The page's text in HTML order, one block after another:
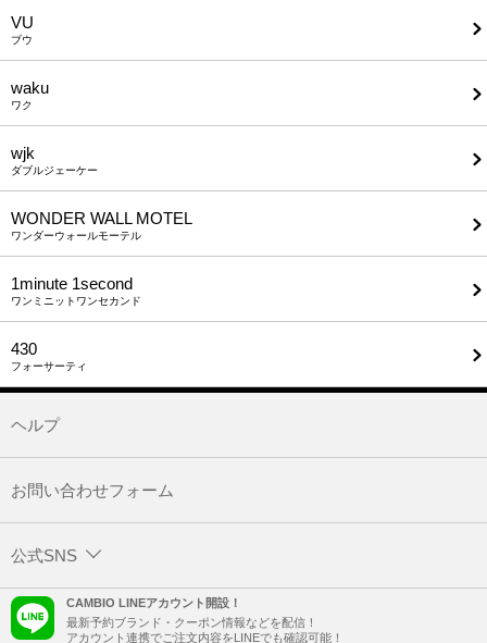
VU
ブウ
waku
ワク
wjk
ダブルジェーケー
WONDER WALL MOTEL
ワンダーウォールモーテル
1minute​ 1second
ワンミニットワンセカンド
430
フォーサーティ
ヘルプ
お問い合わせフォーム
公式SNS
CAMBIO LINEアカウント開設！
最新予約ブランド・クーポン情報などを配信！
アカウント連携でご注文内容をLINEでも確認可能！